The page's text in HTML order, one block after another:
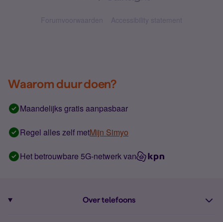
Forumvoorwaarden Accessibility statement
Waarom duur doen?
Maandelijks gratis aanpasbaar
Regel alles zelf metMijn Simyo
Het betrouwbare 5G-netwerk van
Over telefoons